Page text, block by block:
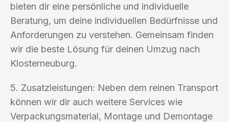
bieten dir eine persönliche und individuelle
Beratung, um deine individuellen Bedürfnisse und
Anforderungen zu verstehen. Gemeinsam finden
wir die beste Lösung für deinen Umzug nach
Klosterneuburg.
5. Zusatzleistungen: Neben dem reinen Transport
können wir dir auch weitere Services wie
Verpackungsmaterial, Montage und Demontage